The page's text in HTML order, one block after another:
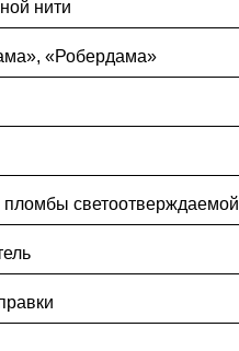
нити
«Робердама»
светоотверждаемой